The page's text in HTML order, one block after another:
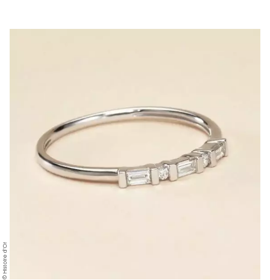
© Histoire d’Or